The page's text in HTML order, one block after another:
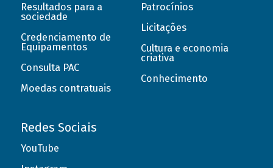
Resultados para a
sociedade
Credenciamento de
Equipamentos
Consulta PAC
Moedas contratuais
Patrocínios
Licitações
Cultura e economia
criativa
Conhecimento
Redes Sociais
YouTube